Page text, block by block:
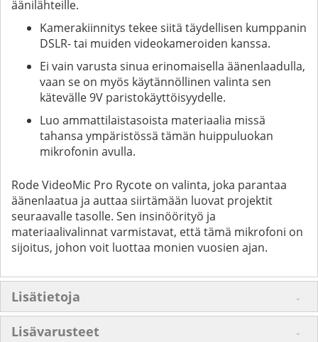
äänilähteille.
Kamerakiinnitys tekee siitä täydellisen kumppanin
DSLR- tai muiden videokameroiden kanssa.
Ei vain varusta sinua erinomaisella äänenlaadulla,
vaan se on myös käytännöllinen valinta sen
kätevälle 9V paristokäyttöisyydelle.
Luo ammattilaistasoista materiaalia missä
tahansa ympäristössä tämän huippuluokan
mikrofonin avulla.
Rode VideoMic Pro Rycote on valinta, joka parantaa
äänenlaatua ja auttaa siirtämään luovat projektit
seuraavalle tasolle. Sen insinöörityö ja
materiaalivalinnat varmistavat, että tämä mikrofoni on
sijoitus, johon voit luottaa monien vuosien ajan.
Lisätietoja
Lisävarusteet